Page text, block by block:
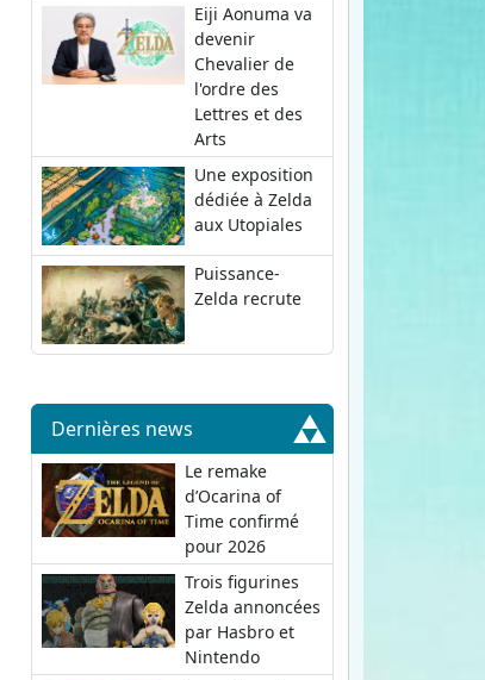
Eiji Aonuma va
devenir
Chevalier de
l'ordre des
Lettres et des
Arts
Une exposition
dédiée à Zelda
aux Utopiales
Puissance-
Zelda recrute
Dernières news
Le remake
d’Ocarina of
Time confirmé
pour 2026
Trois figurines
Zelda annoncées
par Hasbro et
Nintendo